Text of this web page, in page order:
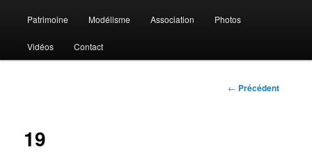
au
contenu
au
contenu
Patrimoine Modélisme Association Photos
Vidéos Contact
Navigation
← Précédent
19